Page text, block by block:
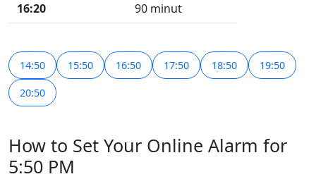
16:20
90 minut
14:50 15:50 16:50 17:50 18:50 19:50
20:50
How to Set Your Online Alarm for
5:50 PM